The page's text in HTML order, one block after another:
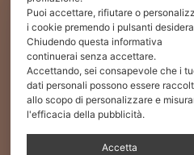
Via l Maggio 82/84, 56028 –
Reg.Imprese di Pisa n.
APRI
Tel 0039
Puoi accettare, rifiutare o
i cookie premendo i pulsanti
Chiudendo questa informativa
continuerai senza accettare.
Accettando, sei consapevole che i
dati personali possono essere
allo scopo di personalizzare e
l'efficacia della pubblicità.
Accetta